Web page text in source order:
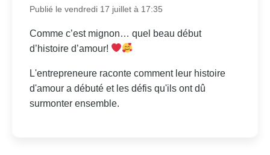
Publié le vendredi 17 juillet à 17:35
Comme c’est mignon… quel beau début
d’histoire d’amour!
L'entrepreneure raconte comment leur histoire
d'amour a débuté et les défis qu'ils ont dû
surmonter ensemble.